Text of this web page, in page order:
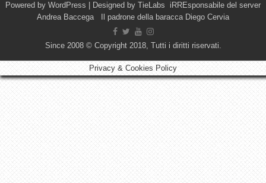
Powered by WordPress | Designed by TieLabs iRREsponsabile del server
Andrea Baccega Il padrone della baracca Diego Cervia
Since 2008 © Copyright 2018, Tutti i diritti riservati.
Privacy & Cookies Policy